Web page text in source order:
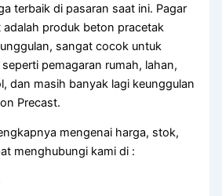
terbaik di pasaran saat ini. Pagar
adalah produk beton pracetak
sangat cocok untuk
pemagaran rumah, lahan,
dan masih banyak lagi keunggulan
Precast.
mengenai harga, stok,
menghubungi kami di :